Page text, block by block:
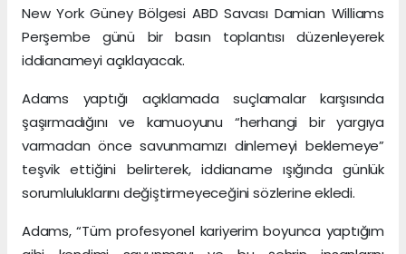
New York Güney Bölgesi ABD Savcısı Damian Williams
Perşembe günü bir basın toplantısı düzenleyerek
iddianameyi açıklayacak.
Adams yaptığı açıklamada suçlamalar karşısında
şaşırmadığını ve kamuoyunu “herhangi bir yargıya
varmadan önce savunmamızı dinlemeyi beklemeye”
teşvik ettiğini belirterek, iddianame ışığında günlük
sorumluluklarını değiştirmeyeceğini sözlerine ekledi.
Adams, “Tüm profesyonel kariyerim boyunca yaptığım